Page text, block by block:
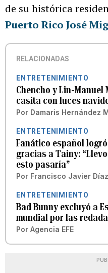
de su histórica
Puerto Rico José
RELACIONADAS
ENTRETENIMIENTO
Chencho y Lin-
casita con luces
Por Damaris Hernández
ENTRETENIMIENTO
Fanático español
gracias a Tainy:
esto pasaría”
Por Francisco Javier Díaz
ENTRETENIMIENTO
Bad Bunny excluyó a
mundial por las
Por Agencia EFE